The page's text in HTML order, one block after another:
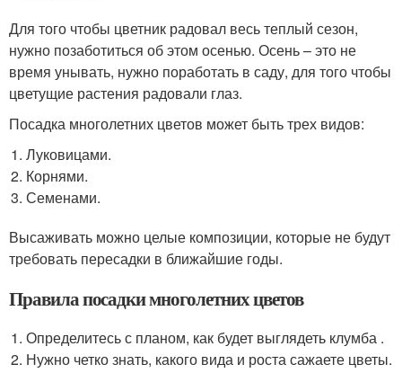
Для того чтобы цветник радовал весь теплый сезон,
нужно позаботиться об этом осенью. Осень – это не
время унывать, нужно поработать в саду, для того чтобы
цветущие растения радовали глаз.
Посадка многолетних цветов может быть трех видов:
Луковицами.
Корнями.
Семенами.
Высаживать можно целые композиции, которые не будут
требовать пересадки в ближайшие годы.
Правила посадки многолетних цветов
Определитесь с планом, как будет выглядеть клумба .
Нужно четко знать, какого вида и роста сажаете цветы.